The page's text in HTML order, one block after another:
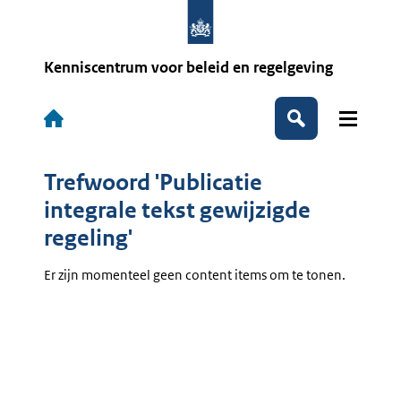
Kenniscentrum voor beleid en regelgeving
Hoofdnavigatie
Zoeken
Trefwoord 'Publicatie
integrale tekst gewijzigde
regeling'
Er zijn momenteel geen content items om te tonen.